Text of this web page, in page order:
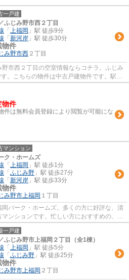
一戸建
ふじみ野市西２丁目
「 上福岡 」駅 徒歩9分
「 新河岸 」駅 徒歩30分
物件
み野市西 ２丁目
市西２丁目の空室情報ならコチラ。ふじみ
。こちらの物件は中古戸建物件です。駅か
です。東武東...
物件
件は無料会員登録により閲覧が可能にな
マンション
ク・ホームズ
「 上福岡 」駅 徒歩1分
「 ふじみ野 」駅 徒歩27分
「 新河岸 」駅 徒歩33分
物件
み野市上福岡 １丁目
パーク・ホームズ。多くの方に好評な、清
ンションです。忙しい方におすすめの、駅
ル張りなら、...
一戸建
ふじみ野市上福岡２丁目（全1棟）
「 上福岡 」駅 徒歩5分
「 ふじみ野 」駅 徒歩25分
物件
み野市上福岡 ２丁目